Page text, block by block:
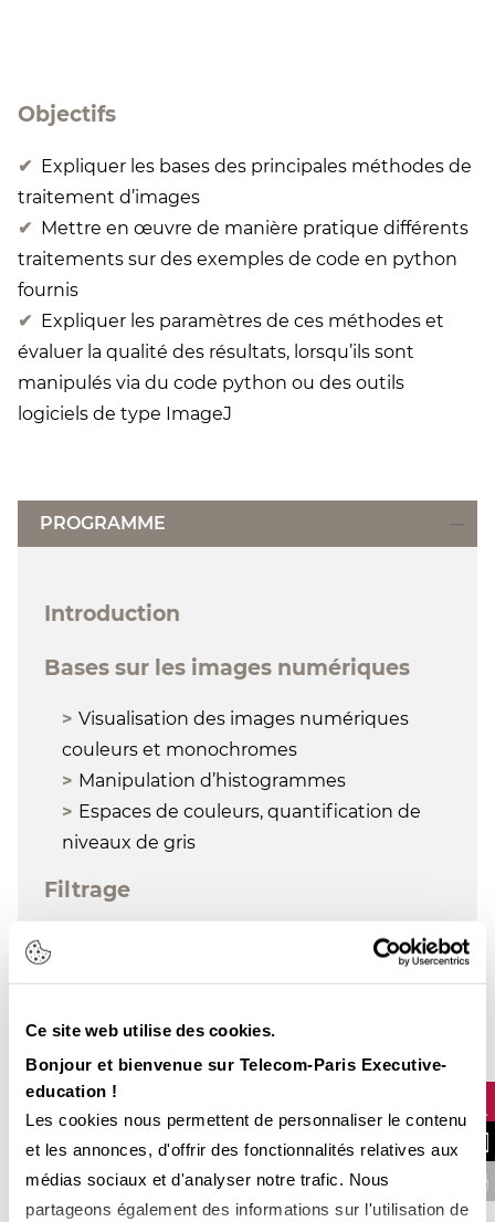
Ce site web utilise des cookies.
Bonjour et bienvenue sur Telecom-Paris Executive-
education !
Les cookies nous permettent de personnaliser le contenu
et les annonces, d'offrir des fonctionnalités relatives aux
médias sociaux et d'analyser notre trafic. Nous
partageons également des informations sur l'utilisation de
NOUS
FINANCER VOTRE
Objectifs
Expliquer les bases des principales méthodes de
traitement d’images
Mettre en œuvre de manière pratique différents
traitements sur des exemples de code en python
fournis
Expliquer les paramètres de ces méthodes et
évaluer la qualité des résultats, lorsqu’ils sont
manipulés via du code python ou des outils
logiciels de type ImageJ
PROGRAMME
Introduction
Bases sur les images numériques
Visualisation des images numériques
couleurs et monochromes
Manipulation d’histogrammes
Espaces de couleurs, quantification de
niveaux de gris
Filtrage
Filtrage linéaire : bases mathématiques,
d'application
Prétraitements de base : débruitage,
rehaussement de contraste
Transformées
Transformée de Fourier bidimensionnelle